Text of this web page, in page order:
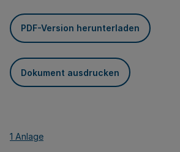
PDF-Version herunterladen
Dokument ausdrucken
1 Anlage